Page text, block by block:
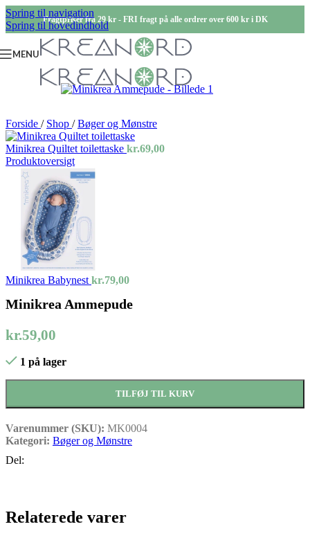
Spring til navigation
Spring til hovedindhold
Fragtpriser fra 29 kr - FRI fragt på alle ordrer over 600 kr i DK
MENU
Forside / Shop / Bøger og Mønstre
Minikrea Quiltet toilettaske kr.69,00
Produktoversigt
Minikrea Babynest kr.79,00
Minikrea Ammepude
kr.59,00
1 på lager
TILFØJ TIL KURV
Varenummer (SKU): MK0004
Kategori: Bøger og Mønstre
Del:
Relaterede varer